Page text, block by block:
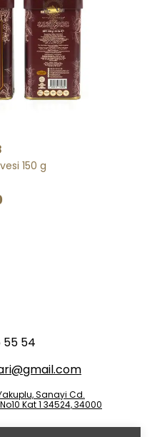
150 g
55 54
Sanayi Cd.
Kat 1 34524, 34000